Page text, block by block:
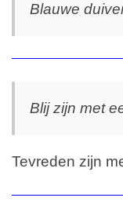
Blauwe
Blij zijn met
Tevreden zijn